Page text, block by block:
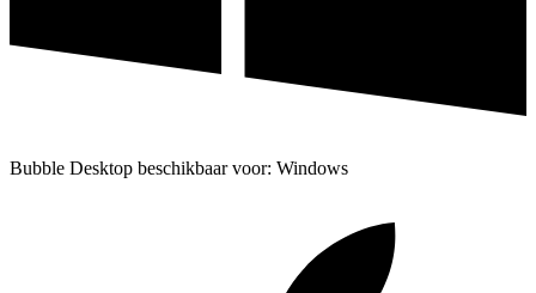
Bubble Desktop beschikbaar voor: Windows